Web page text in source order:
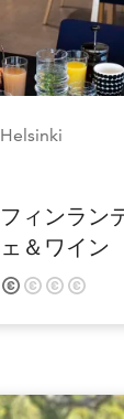
Helsinki
フィンラン
ェ＆ワイン